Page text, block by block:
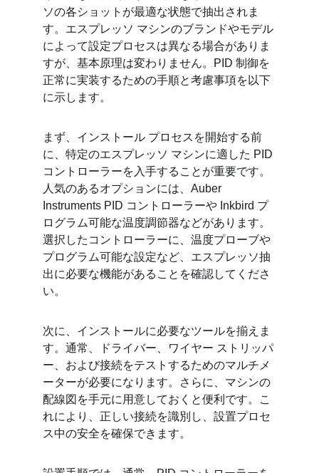
ソの各ショットが最適な状態で抽出されま
す。エスプレッソ マシンのブランドやモデル
によって設定プロセスは異なる場合がありま
すが、基本原理は変わりません。PID 制御を
正常に実装するための手順と考慮事項を以下
に示します。
まず、インストール プロセスを開始する前
に、特定のエスプレッソ マシンに適した PID
コントローラーを入手することが重要です。
人気のあるオプションには、Auber
Instruments PID コントローラーや Inkbird プ
ログラム可能な温度調節器などがあります。
選択したコントローラーに、温度プローブや
プログラム可能な設定など、エスプレッソ抽
出に必要な機能があることを確認してくださ
い。
次に、インストールに必要なツールを揃えま
す。通常、ドライバー、ワイヤー ストリッパ
ー、および接続をテストするためのマルチメ
ーターが必要になります。さらに、マシンの
配線図を手元に用意しておくと便利です。こ
れにより、正しい接続を識別し、設置プロセ
ス中の安全を確保できます。